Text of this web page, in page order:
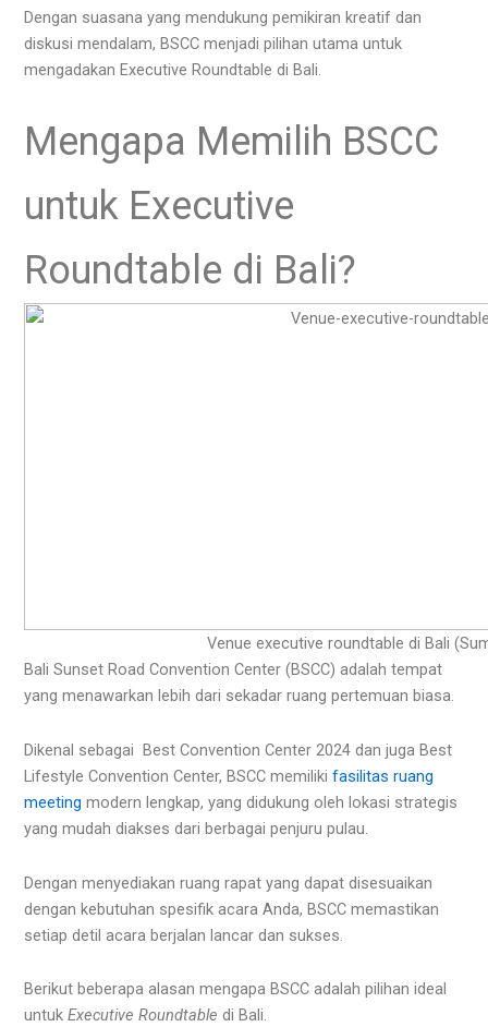
Dengan suasana yang mendukung pemikiran kreatif dan
diskusi mendalam, BSCC menjadi pilihan utama untuk
mengadakan Executive Roundtable di Bali.
Mengapa Memilih BSCC
untuk Executive
Roundtable di Bali?
Venue executive roundtable di Bali
Bali Sunset Road Convention Center (BSCC) adalah tempat
yang menawarkan lebih dari sekadar ruang pertemuan biasa.
Dikenal sebagai Best Convention Center 2024 dan juga Best
Lifestyle Convention Center, BSCC memilikifasilitas ruang
meeting modern lengkap, yang didukung oleh lokasi strategis
yang mudah diakses dari berbagai penjuru pulau.
Dengan menyediakan ruang rapat yang dapat disesuaikan
dengan kebutuhan spesifik acara Anda, BSCC memastikan
setiap detil acara berjalan lancar dan sukses.
Berikut beberapa alasan mengapa BSCC adalah pilihan ideal
untukExecutive Roundtable di Bali.